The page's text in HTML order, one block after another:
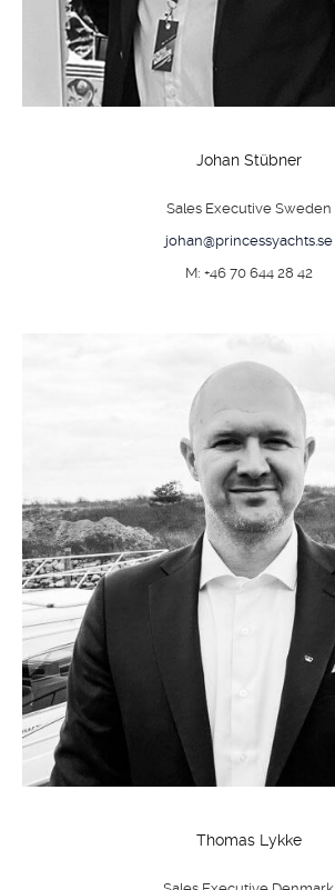
Johan Stübner
Sales Executive Sweden
johan@princessyachts.se
M: +46 70 644 28 42
Thomas Lykke